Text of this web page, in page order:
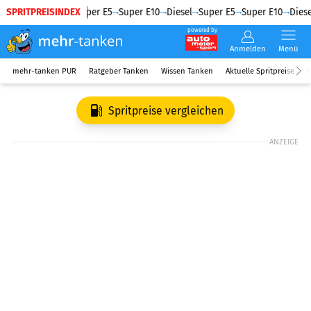
SPRITPREISINDEX
Diesel Super E5 Super E10 Diesel Super E5 Super E10 Diesel
powered by
Anmelden Menü
mehr-tanken PUR Ratgeber Tanken Wissen Tanken Aktuelle Spritpreise
Spritpreise vergleichen
ANZEIGE